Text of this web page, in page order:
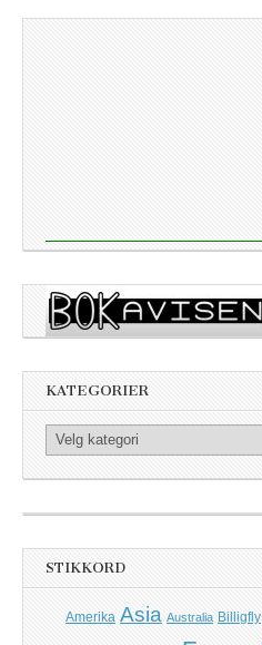
KATEGORIER
Kategorier
STIKKORD
Amerika Asia Australia Billigfly